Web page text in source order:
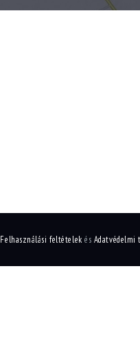
Felhasználási feltételek és Adatvédelmi